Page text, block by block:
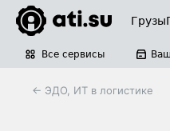
Грузы
Все сервисы
← ЭДО, ИТ в логистике